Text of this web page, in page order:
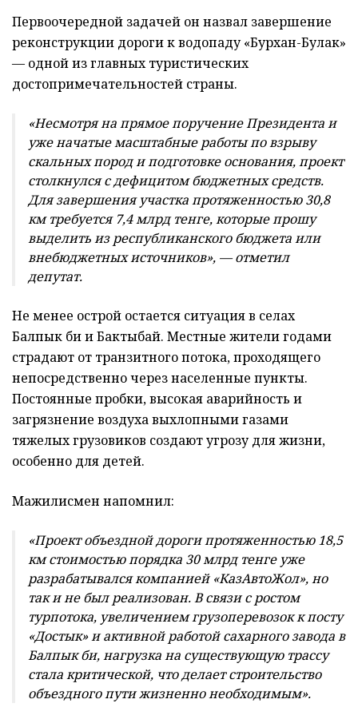
Первоочередной задачей он назвал завершение
реконструкции дороги к водопаду «Бурхан-Булак»
— одной из главных туристических
достопримечательностей страны.
«Несмотря на прямое поручение Президента и
уже начатые масштабные работы по взрыву
скальных пород и подготовке основания, проект
столкнулся с дефицитом бюджетных средств.
Для завершения участка протяженностью 30,8
км требуется 7,4 млрд тенге, которые прошу
выделить из республиканского бюджета или
внебюджетных источников», — отметил
депутат.
Не менее острой остается ситуация в селах
Балпык би и Бактыбай. Местные жители годами
страдают от транзитного потока, проходящего
непосредственно через населенные пункты.
Постоянные пробки, высокая аварийность и
загрязнение воздуха выхлопными газами
тяжелых грузовиков создают угрозу для жизни,
особенно для детей.
Мажилисмен напомнил:
«Проект объездной дороги протяженностью 18,5
км стоимостью порядка 30 млрд тенге уже
разрабатывался компанией «КазАвтоЖол», но
так и не был реализован. В связи с ростом
турпотока, увеличением грузоперевозок к посту
«Достык» и активной работой сахарного завода в
Балпык би, нагрузка на существующую трассу
стала критической, что делает строительство
объездного пути жизненно необходимым».